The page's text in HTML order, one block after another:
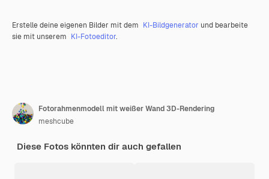
Erstelle deine eigenen Bilder mit dem KI-Bildgenerator und bearbeite
sie mit unserem KI-Fotoeditor.
Fotorahmenmodell mit weißer Wand 3D-Rendering
meshcube
Diese Fotos könnten dir auch gefallen